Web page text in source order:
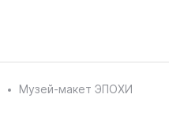
Музей-макет ЭПОХИ